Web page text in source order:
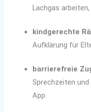
Lachgas arbeiten,
kindgerechte
Aufklärung für
barrierefreie
Sprechzeiten
App.